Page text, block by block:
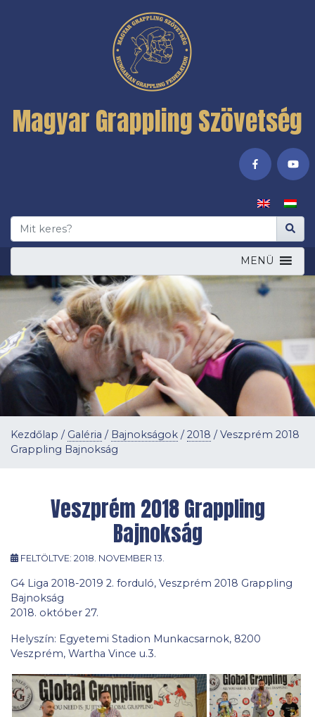
Magyar Grappling Szövetség
MENÜ
Kezdőlap / Galéria / Bajnokságok /2018 /Veszprém 2018
Grappling Bajnokság
Veszprém 2018 Grappling
Bajnokság
FELTÖLTVE:2018. NOVEMBER 13.
G4 Liga 2018-2019 2. forduló, Veszprém 2018 Grappling
Bajnokság
2018. október 27.
Helyszín: Egyetemi Stadion Munkacsarnok, 8200
Veszprém, Wartha Vince u.3.